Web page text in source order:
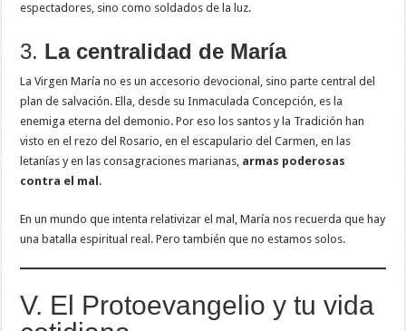
espectadores, sino como soldados de la luz.
3. La centralidad de María
La Virgen María no es un accesorio devocional, sino parte central del
plan de salvación. Ella, desde su Inmaculada Concepción, es la
enemiga eterna del demonio. Por eso los santos y la Tradición han
visto en el rezo del Rosario, en el escapulario del Carmen, en las
letanías y en las consagraciones marianas, armas poderosas
contra el mal .
En un mundo que intenta relativizar el mal, María nos recuerda que hay
una batalla espiritual real. Pero también que no estamos solos.
V. El Protoevangelio y tu vida